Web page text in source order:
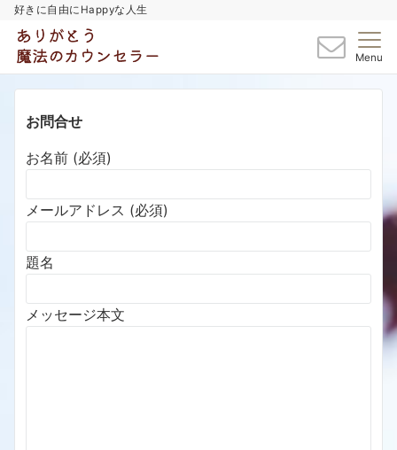
好きに自由にHappyな人生
Menu
お問合せ
お名前 (必須)
メールアドレス (必須)
題名
メッセージ本文